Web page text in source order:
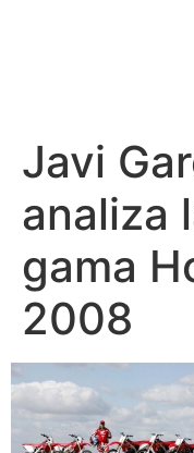
Javi
analiza
gama
2008